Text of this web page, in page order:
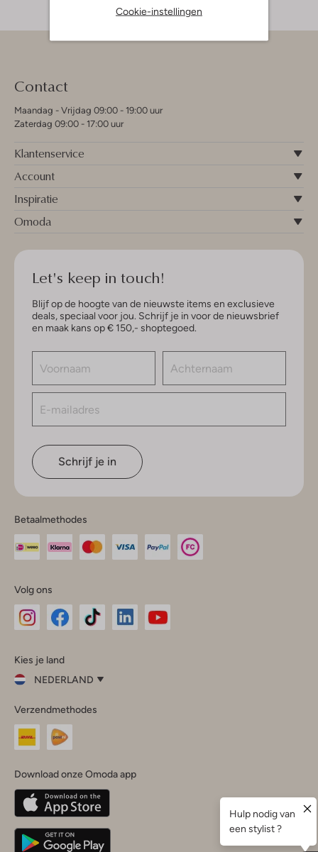
Cookie-instellingen
Contact
Maandag - Vrijdag 09:00 - 19:00 uur
Zaterdag 09:00 - 17:00 uur
Klantenservice
Account
Inspiratie
Omoda
Let's keep in touch!
Blijf op de hoogte van de nieuwste items en exclusieve
deals, speciaal voor jou. Schrijf je in voor de nieuwsbrief
en maak kans op € 150,- shoptegoed.
Schrijf je in
Betaalmethodes
Volg ons
InstagramFacebook
Kies je land
NEDERLAND
je
land
Nederland
Belgique(Français)
Deutschland
Verzendmethodes
Download onze Omoda app